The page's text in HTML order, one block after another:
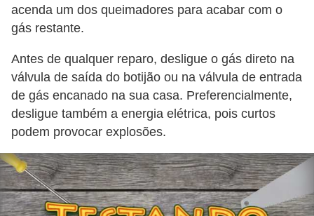
acenda um dos queimadores para acabar com o
gás restante.
Antes de qualquer reparo, desligue o gás direto na
válvula de saída do botijão ou na válvula de entrada
de gás encanado na sua casa. Preferencialmente,
desligue também a energia elétrica, pois curtos
podem provocar explosões.